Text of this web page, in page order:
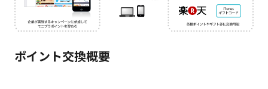
ポイント交換概要